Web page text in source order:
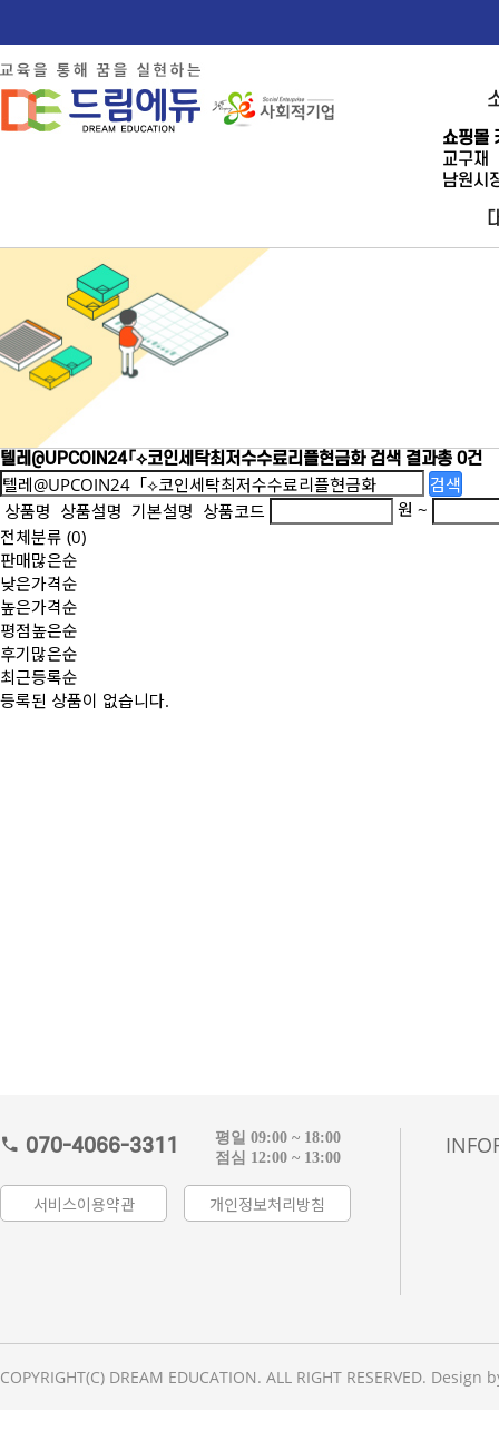
쇼핑몰
교구재
남원시
텔레@UPCOIN24「⟡코인세탁최저수수료리플현금화검색 결과총 0건
검색
상품명 상품설명 기본설명 상품코드
원 ~
전체분류 (0)
판매많은순
낮은가격순
높은가격순
평점높은순
후기많은순
최근등록순
등록된 상품이 없습니다.
070-4066-3311
평일 09:00 ~ 18:00
점심 12:00 ~ 13:00
서비스이용약관 개인정보처리방침
COPYRIGHT(C) DREAM EDUCATION. ALL RIGHT RESERVED. Design